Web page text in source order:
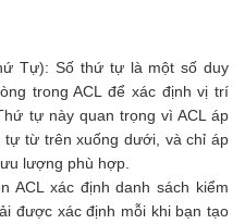
Tự): Số thứ tự là một số duy
trong ACL để xác định vị trí
tự này quan trọng vì ACL áp
từ trên xuống dưới, và chỉ áp
lượng phù hợp.
ACL xác định danh sách kiểm
được xác định mỗi khi bạn tạo